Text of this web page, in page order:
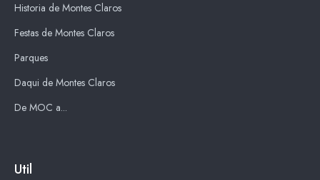
Historia de Montes Claros
Festas de Montes Claros
Parques
Daqui de Montes Claros
De MOC a...
Util